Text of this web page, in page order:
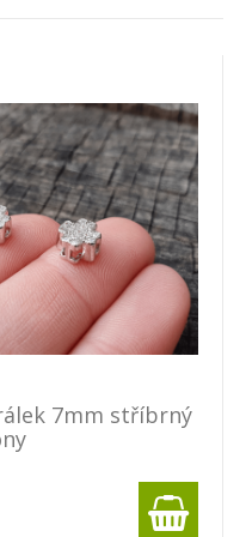
7mm stříbrný